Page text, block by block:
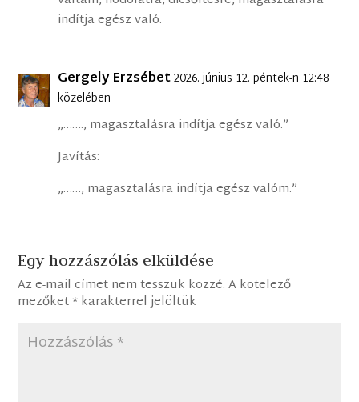
indítja egész való.
Gergely Erzsébet2026. június 12. péntek-n 12:48
közelében
„……., magasztalásra indítja egész való.”
Javítás:
„……, magasztalásra indítja egész valóm.”
Egy hozzászólás elküldése
Az e-mail címet nem tesszük közzé. A kötelező
mezőket*karakterrel jelöltük